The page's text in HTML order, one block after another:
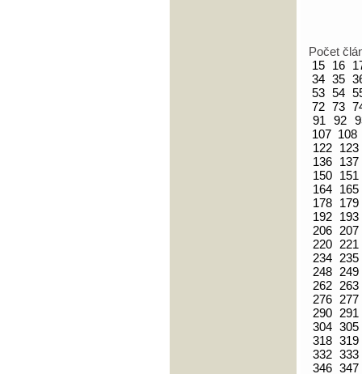
Počet
15 16
34 35
53 54
72 73
91
92
107 108
122
123
136
137
150
151
164
165
178
179
192
193
206 207
220
221
234
235
248
249
262
263
276
277
290
291
304 305
318 319
332 333
346 347